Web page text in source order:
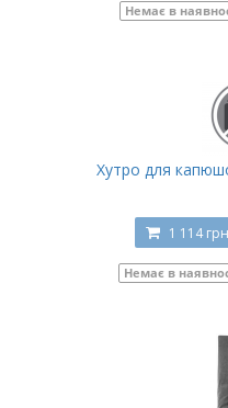
Немає в
Хутро для
1 114
Немає в